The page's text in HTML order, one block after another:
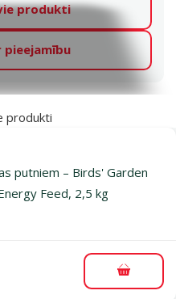
produkti
produkti
putniem – Birds' Garden
Feed, 2,5 kg